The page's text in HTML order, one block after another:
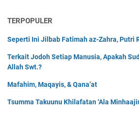
TERPOPULER
Seperti Ini Jilbab Fatimah az-Zahra, Putri
Terkait Jodoh Setiap Manusia, Apakah
Allah Swt.?
Mafahim, Maqayis, & Qana’at
Tsumma Takuunu Khilafatan ‘Ala